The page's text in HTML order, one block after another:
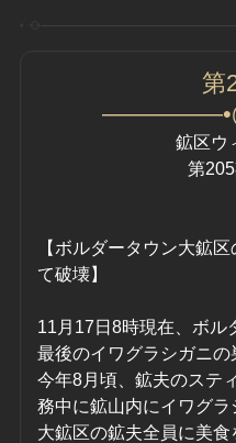
第
鉱区ウ
第
【ボルダータウン大鉱
て破壊】
11月17日8時現在、ボル
最後のイワグラシガニの
今年8月頃、鉱夫のステ
務中に鉱山内にイワグ
大鉱区の鉱夫全員に美